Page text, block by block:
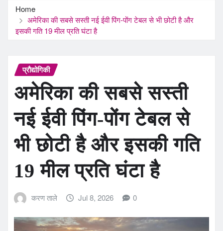
Home
अमेरिका की सबसे सस्ती नई ईवी पिंग-पोंग टेबल से भी छोटी है और
इसकी गति 19 मील प्रति घंटा है
प्रौद्योगिकी
अमेरिका की सबसे सस्ती
नई ईवी पिंग-पोंग टेबल से
भी छोटी है और इसकी गति
19 मील प्रति घंटा है
करण ताले Jul 8, 2026 0